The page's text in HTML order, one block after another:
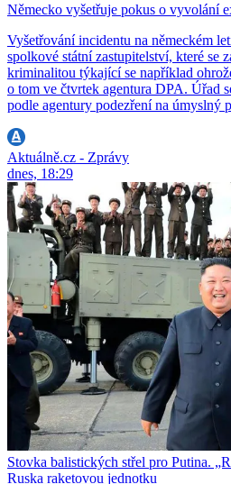
Německo vyšetřuje pokus o vyvolání
Vyšetřování incidentu na německém
spolkové státní zastupitelství, které se
kriminalitou týkající se například
o tom ve čtvrtek agentura DPA. Úřad
podle agentury podezření na úmyslný
Aktuálně.cz - Zprávy
dnes, 18:29
Stovka balistických střel pro Putina.
Ruska raketovou jednotku